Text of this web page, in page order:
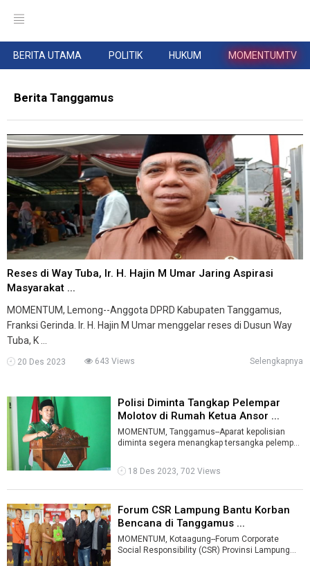
BERITA UTAMA POLITIK HUKUM MOMENTUMTV
Berita Tanggamus
Reses di Way Tuba, Ir. H. Hajin M Umar Jaring Aspirasi
Masyarakat ...
MOMENTUM, Lemong--Anggota DPRD Kabupaten Tanggamus,
Franksi Gerinda. Ir. H. Hajin M Umar menggelar reses di Dusun Way
Tuba, K ...
20 Des 2023 643 Views Selengkapnya
Polisi Diminta Tangkap Pelempar
Molotov di Rumah Ketua Ansor ...
MOMENTUM, Tanggamus--Aparat kepolisian
diminta segera menangkap tersangka pelempar
...
18 Des 2023, 702 Views
Forum CSR Lampung Bantu Korban
Bencana di Tanggamus ...
MOMENTUM, Kotaagung--Forum Corporate
Social Responsibility (CSR) Provinsi Lampung